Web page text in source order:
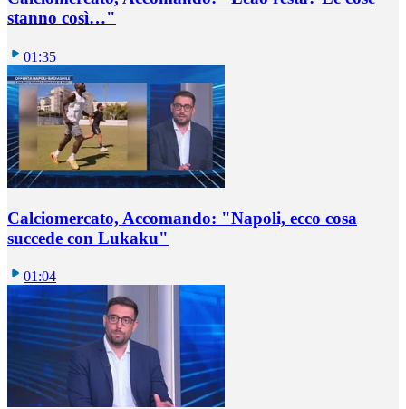
stanno così…"
01:35
Calciomercato, Accomando: "Napoli, ecco cosa
succede con Lukaku"
01:04